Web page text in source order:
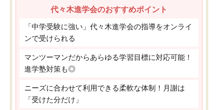
代々木進学会のおすすめポイント
「中学受験に強い」代々木進学会の指導をオンライ
ンで受けられる
マンツーマンだからあらゆる学習目標に対応可能！
進学塾対策も◎
ニーズに合わせて利用できる柔軟な体制！月謝は
「受けた分だけ」